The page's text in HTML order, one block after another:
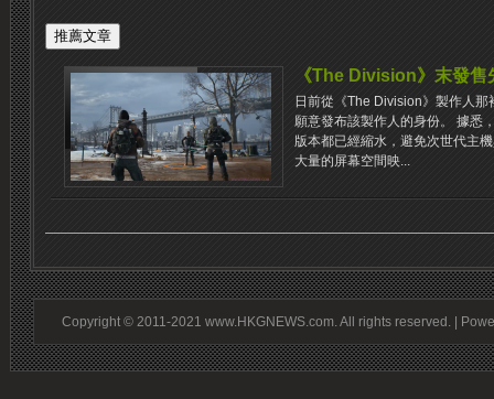
《The Division》末發售
日前從《The Division》製作人
願意發布該製作人的身份。 據悉
版本都已經縮水，避免次世代主
大量的屏幕空間映...
Copyright © 2011-2021 www.HKGNEWS.com. All rights reserved. |